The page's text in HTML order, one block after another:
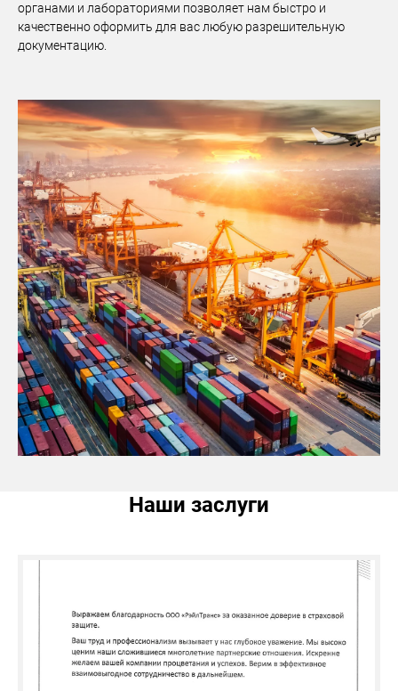
органами и лабораториями позволяет нам быстро и
качественно оформить для вас любую разрешительную
документацию.
Наши заслуги